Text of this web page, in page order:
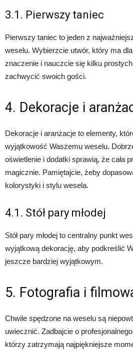
3.1. Pierwszy taniec
Pierwszy taniec to jeden z
weselu. Wybierzcie utwór, który ma
znaczenie i nauczcie się kilku
zachwycić swoich gości.
4. Dekoracje i
Dekoracje i aranżacje to elementy,
wyjątkowość Waszemu weselu.
oświetlenie i dodatki sprawią, że cała
magicznie. Pamiętajcie, żeby
kolorystyki i stylu wesela.
4.1. Stół pary młodej
Stół pary młodej to centralny punkt
wyjątkową dekorację, aby podkreślić
jeszcze bardziej wyjątkowym.
5. Fotografia i
Chwile spędzone na weselu są
uwiecznić. Zadbajcie o
którzy zatrzymają najpiękniejsze